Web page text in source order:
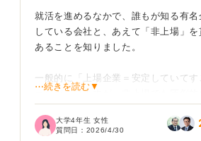
就活を進めるなかで、誰もが知る有名
している会社と、あえて「非上場」
あることを知りました。
一般的に「上場企業＝安定していて
ージがありますが、非上場でも圧倒的
⋯続きを読む▼
大学4年生 女性
質問日： 2026/4/30